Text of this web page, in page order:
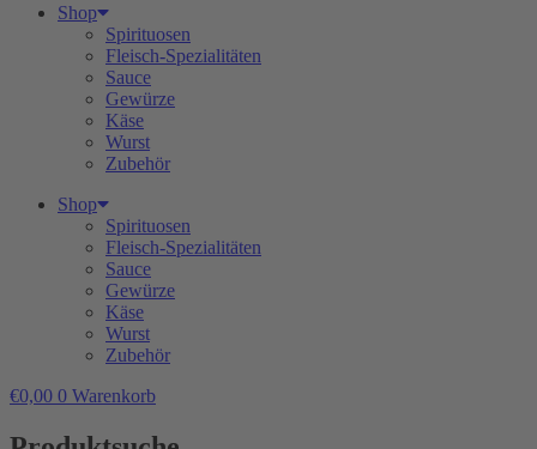
Shop
Spirituosen
Fleisch-Spezialitäten
Sauce
Gewürze
Käse
Wurst
Zubehör
Shop
Spirituosen
Fleisch-Spezialitäten
Sauce
Gewürze
Käse
Wurst
Zubehör
€0,00 0 Warenkorb